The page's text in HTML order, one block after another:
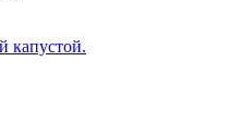
капустой.